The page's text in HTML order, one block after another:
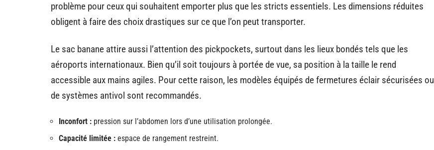
problème pour ceux qui souhaitent emporter plus que les stricts essentiels. Les dimensions réduites
obligent à faire des choix drastiques sur ce que l’on peut transporter.
Le sac banane attire aussi l’attention des pickpockets, surtout dans les lieux bondés tels que les
aéroports internationaux. Bien qu’il soit toujours à portée de vue, sa position à la taille le rend
accessible aux mains agiles. Pour cette raison, les modèles équipés de fermetures éclair sécurisées ou
de systèmes antivol sont recommandés.
Inconfort : pression sur l’abdomen lors d’une utilisation prolongée.
Capacité limitée : espace de rangement restreint.